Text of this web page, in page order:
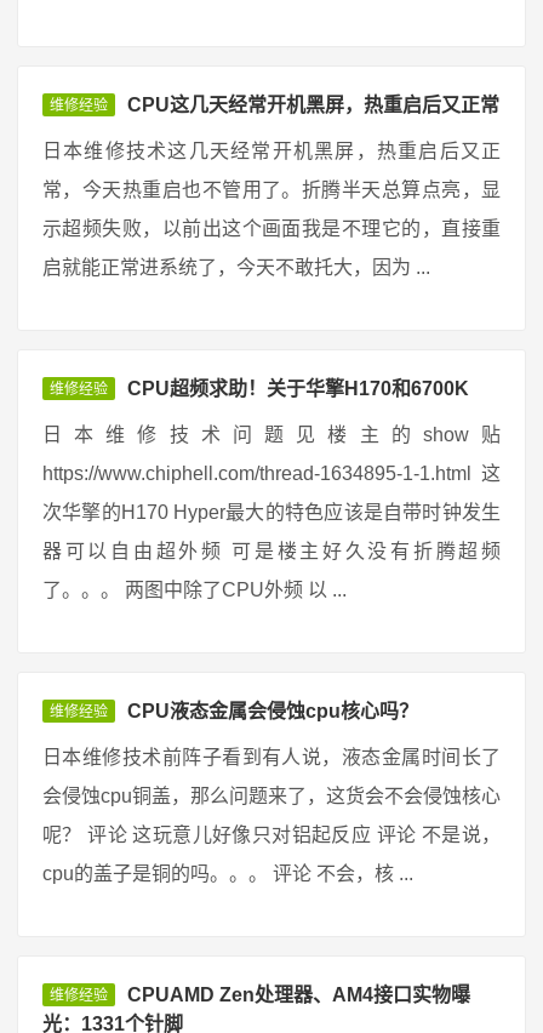
维修经验 CPU这几天经常开机黑屏，热重启后又正常
日本维修技术这几天经常开机黑屏，热重启后又正
常，今天热重启也不管用了。折腾半天总算点亮，显
示超频失败，以前出这个画面我是不理它的，直接重
启就能正常进系统了，今天不敢托大，因为 ...
维修经验 CPU超频求助！关于华擎H170和6700K
日本维修技术问题见楼主的show贴
https://www.chiphell.com/thread-1634895-1-1.html 这
次华擎的H170 Hyper最大的特色应该是自带时钟发生
器可以自由超外频 可是楼主好久没有折腾超频
了。。。 两图中除了CPU外频 以 ...
维修经验 CPU液态金属会侵蚀cpu核心吗？
日本维修技术前阵子看到有人说，液态金属时间长了
会侵蚀cpu铜盖，那么问题来了，这货会不会侵蚀核心
呢？ 评论 这玩意儿好像只对铝起反应 评论 不是说，
cpu的盖子是铜的吗。。。 评论 不会，核 ...
维修经验
CPUAMD Zen处理器、AM4接口实物曝
光：1331个针脚